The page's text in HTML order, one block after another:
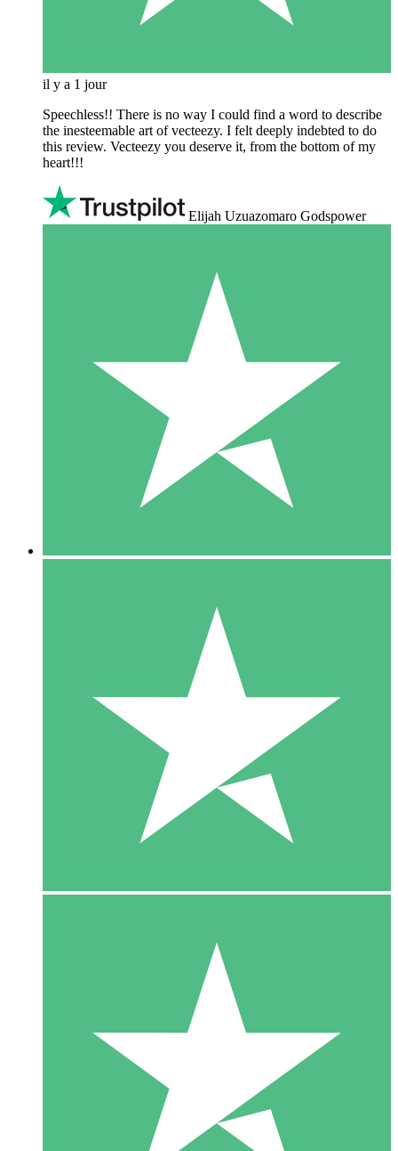
il y a 1 jour
Speechless!! There is no way I could find a word to describe
the inesteemable art of vecteezy. I felt deeply indebted to do
this review. Vecteezy you deserve it, from the bottom of my
heart!!!
Elijah Uzuazomaro Godspower